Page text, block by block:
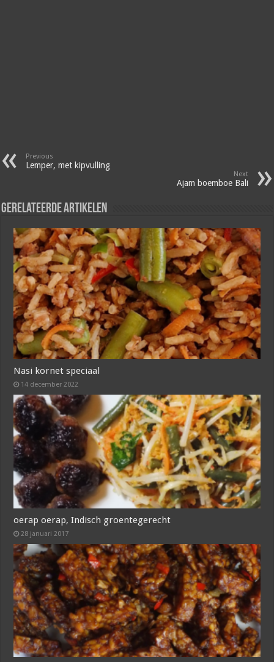
Previous
Lemper, met kipvulling
Next
Ajam boemboe Bali
Gerelateerde artikelen
Nasi kornet speciaal
14 december 2022
oerap oerap, Indisch groentegerecht
28 januari 2017